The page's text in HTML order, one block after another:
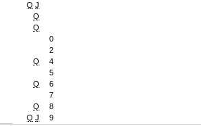
Q J
Q
Q
0
2
Q
4
5
Q
6
7
Q
8
Q J 9